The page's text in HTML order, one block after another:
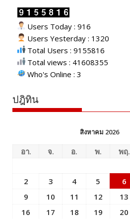
Users Today : 916
Users Yesterday : 1320
Total Users : 9155816
Total views : 41608355
Who's Online : 3
ปฎิทิน
สิงหาคม 2026
อา. จ. อ. พ. พฤ.
2
3 4 5 6
9
10 11 12 13
16
17 18 19 20